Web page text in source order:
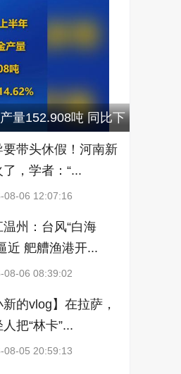
量152.908吨 同比下
要带头休假！河南新
，学者：“...
08-06 12:07:16
温州：台风“白海
近 舥艚渔港开...
08-06 08:39:02
新的vlog】在拉萨，
把“林卡”...
08-05 20:59:13